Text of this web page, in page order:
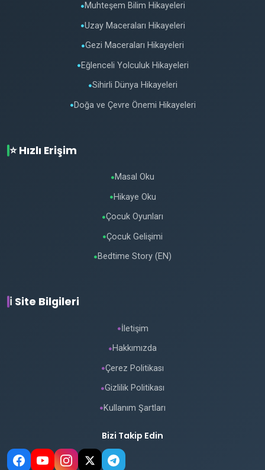
● Muhteşem Bilim Hikayeleri
●Uzay Maceraları Hikayeleri
●Gezi Maceraları Hikayeleri
● Eğlenceli Yolculuk Hikayeleri
●Sihirli Dünya Hikayeleri
● Doğa ve Çevre Önemi Hikayeleri
⭐ Hızlı Erişim
● Masal Oku
● Hikaye Oku
●Çocuk Oyunları
●Çocuk Gelişimi
● Bedtime Story (EN)
ℹ️ Site Bilgileri
●İletişim
● Hakkımızda
●Çerez Politikası
●Gizlilik Politikası
● Kullanım Şartları
Bizi Takip Edin